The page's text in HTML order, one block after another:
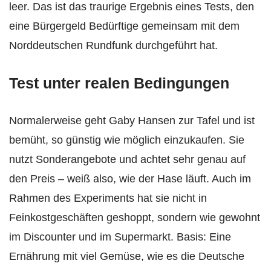
leer. Das ist das traurige Ergebnis eines Tests, den
eine Bürgergeld Bedürftige gemeinsam mit dem
Norddeutschen Rundfunk durchgeführt hat.
Test unter realen Bedingungen
Normalerweise geht Gaby Hansen zur Tafel und ist
bemüht, so günstig wie möglich einzukaufen. Sie
nutzt Sonderangebote und achtet sehr genau auf
den Preis – weiß also, wie der Hase läuft. Auch im
Rahmen des Experiments hat sie nicht in
Feinkostgeschäften geshoppt, sondern wie gewohnt
im Discounter und im Supermarkt. Basis: Eine
Ernährung mit viel Gemüse, wie es die Deutsche